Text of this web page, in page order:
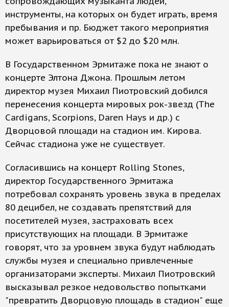
инструменты, на которых он будет играть, время
пребывания и пр. Бюджет такого мероприятия
может варьироваться от $2 до $20 млн.
В Государственном Эрмитаже пока не знают о
концерте Элтона Джона. Прошлым летом
директор музея Михаил Пиотровский добился
перенесения концерта мировых рок-звезд (The
Cardigans, Scorpions, Daren Hays и др.) с
Дворцовой площади на стадион им. Кирова.
Сейчас стадиона уже не существует.
Согласившись на концерт Rolling Stones,
директор Государственного Эрмитажа
потребовал сохранять уровень звука в пределах
80 децибел, не создавать препятствий для
посетителей музея, застраховать всех
присутствующих на площади. В Эрмитаже
говорят, что за уровнем звука будут наблюдать
службы музея и специально привлеченные
организаторами эксперты. Михаил Пиотровский
высказывал резкое недовольство попытками
"превратить Дворцовую площадь в стадион" еще